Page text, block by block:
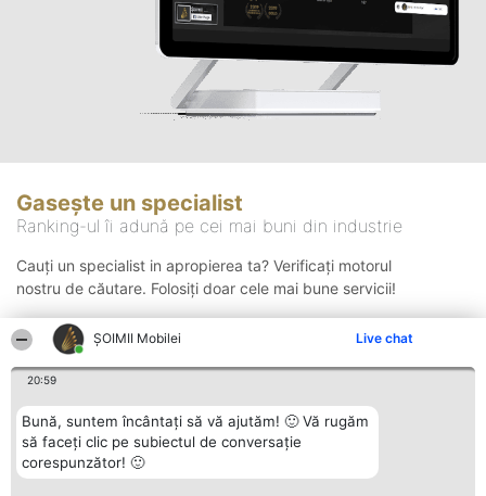
ȘOIMII Mobilei Live chat
20:59
Bună, suntem încântați să vă ajutăm! 🙂 Vă rugăm
să faceți clic pe subiectul de conversație
corespunzător! 🙂
Gasește un specialist
Ranking-ul îi adună pe cei mai buni din industrie
Cauți un specialist in apropierea ta? Verificați motorul
nostru de căutare. Folosiți doar cele mai bune servicii!